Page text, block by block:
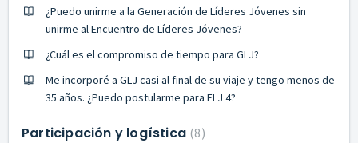
¿Puedo unirme a la Generación de Líderes Jóvenes sin
unirme al Encuentro de Líderes Jóvenes?
¿Cuál es el compromiso de tiempo para GLJ?
Me incorporé a GLJ casi al final de su viaje y tengo menos de
35 años. ¿Puedo postularme para ELJ 4?
Participación y logística 8